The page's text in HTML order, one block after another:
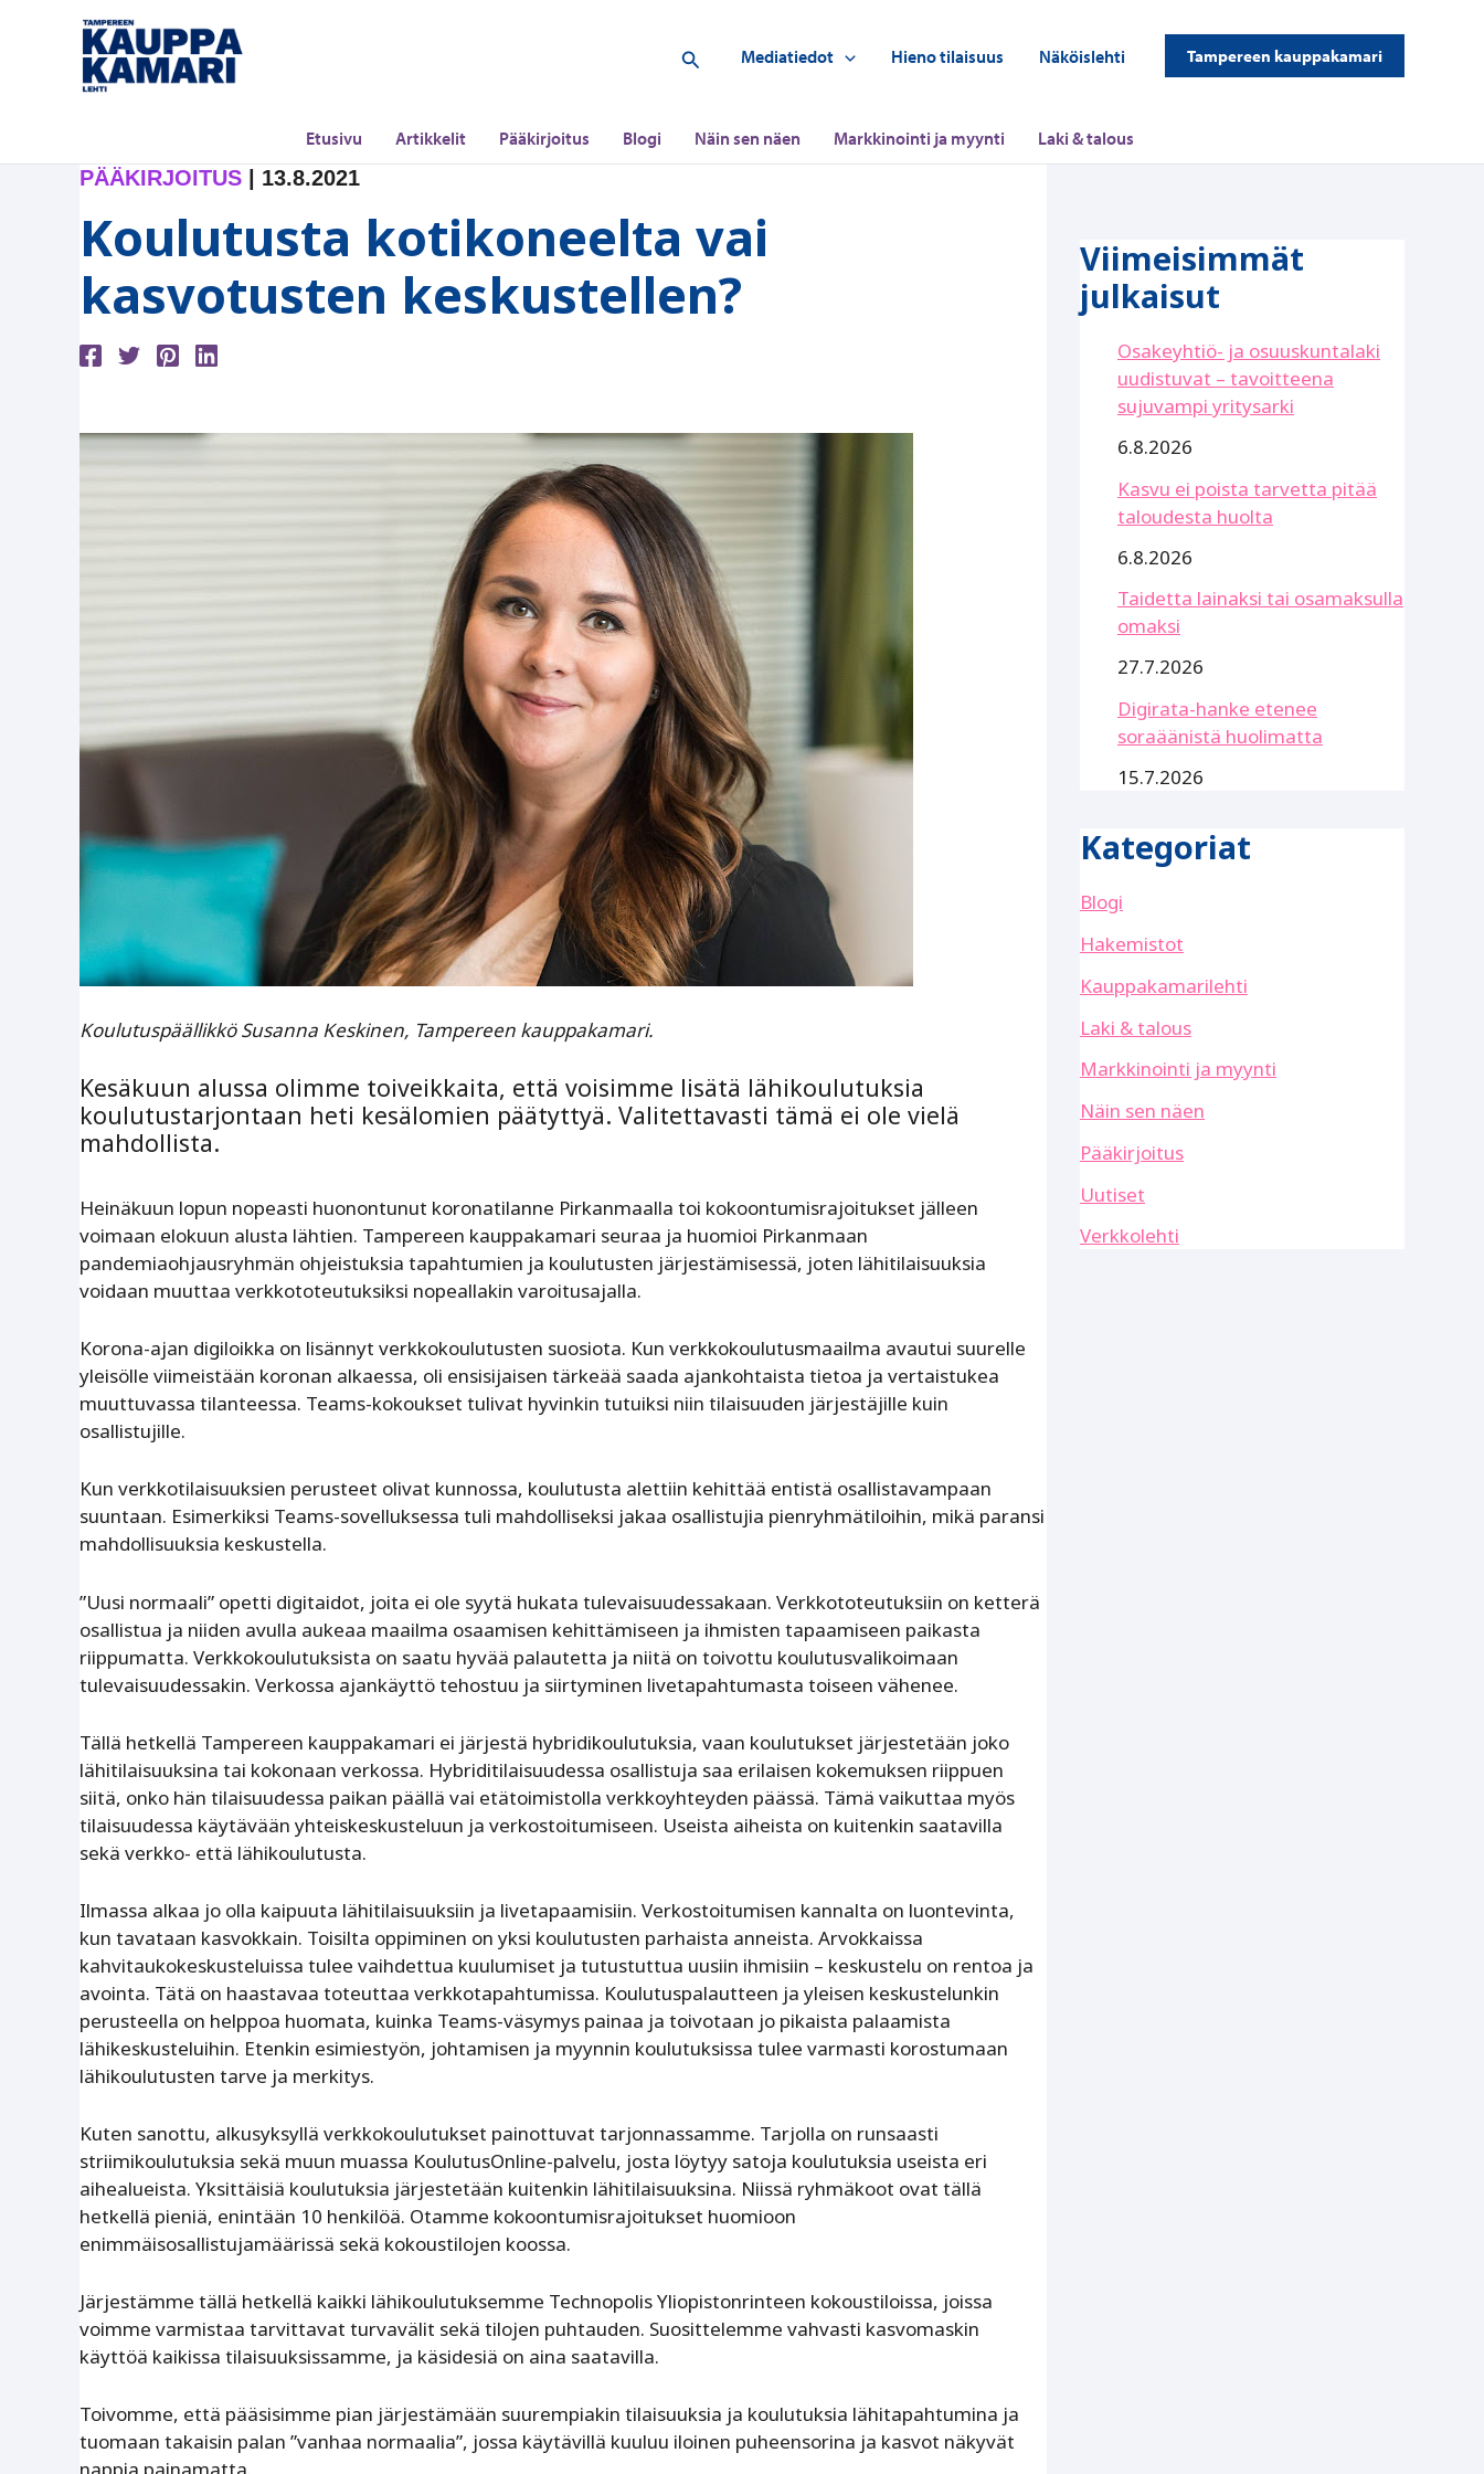
Hae Mediatiedot Hieno tilaisuus Näköislehti Tampereen kauppakamari
Etusivu Artikkelit Pääkirjoitus Blogi Näin sen näen Markkinointi ja myynti Laki & talous
PÄÄKIRJOITUS | 13.8.2021
Koulutusta kotikoneelta vai
kasvotusten keskustellen?
Koulutuspäällikkö Susanna Keskinen, Tampereen kauppakamari.
Kesäkuun alussa olimme toiveikkaita, että voisimme lisätä lähikoulutuksia
koulutustarjontaan heti kesälomien päätyttyä. Valitettavasti tämä ei ole vielä
mahdollista.
Heinäkuun lopun nopeasti huonontunut koronatilanne Pirkanmaalla toi kokoontumisrajoitukset jälleen
voimaan elokuun alusta lähtien. Tampereen kauppakamari seuraa ja huomioi Pirkanmaan
pandemiaohjausryhmän ohjeistuksia tapahtumien ja koulutusten järjestämisessä, joten lähitilaisuuksia
voidaan muuttaa verkkototeutuksiksi nopeallakin varoitusajalla.
Korona-ajan digiloikka on lisännyt verkkokoulutusten suosiota. Kun verkkokoulutusmaailma avautui suurelle
yleisölle viimeistään koronan alkaessa, oli ensisijaisen tärkeää saada ajankohtaista tietoa ja vertaistukea
muuttuvassa tilanteessa. Teams-kokoukset tulivat hyvinkin tutuiksi niin tilaisuuden järjestäjille kuin
osallistujille.
Kun verkkotilaisuuksien perusteet olivat kunnossa, koulutusta alettiin kehittää entistä osallistavampaan
suuntaan. Esimerkiksi Teams-sovelluksessa tuli mahdolliseksi jakaa osallistujia pienryhmätiloihin, mikä paransi
mahdollisuuksia keskustella.
”Uusi normaali” opetti digitaidot, joita ei ole syytä hukata tulevaisuudessakaan. Verkkototeutuksiin on ketterä
osallistua ja niiden avulla aukeaa maailma osaamisen kehittämiseen ja ihmisten tapaamiseen paikasta
riippumatta. Verkkokoulutuksista on saatu hyvää palautetta ja niitä on toivottu koulutusvalikoimaan
tulevaisuudessakin. Verkossa ajankäyttö tehostuu ja siirtyminen livetapahtumasta toiseen vähenee.
Tällä hetkellä Tampereen kauppakamari ei järjestä hybridikoulutuksia, vaan koulutukset järjestetään joko
lähitilaisuuksina tai kokonaan verkossa. Hybriditilaisuudessa osallistuja saa erilaisen kokemuksen riippuen
siitä, onko hän tilaisuudessa paikan päällä vai etätoimistolla verkkoyhteyden päässä. Tämä vaikuttaa myös
tilaisuudessa käytävään yhteiskeskusteluun ja verkostoitumiseen. Useista aiheista on kuitenkin saatavilla
sekä verkko- että lähikoulutusta.
Ilmassa alkaa jo olla kaipuuta lähitilaisuuksiin ja livetapaamisiin. Verkostoitumisen kannalta on luontevinta,
kun tavataan kasvokkain. Toisilta oppiminen on yksi koulutusten parhaista anneista. Arvokkaissa
kahvitaukokeskusteluissa tulee vaihdettua kuulumiset ja tutustuttua uusiin ihmisiin – keskustelu on rentoa ja
avointa. Tätä on haastavaa toteuttaa verkkotapahtumissa. Koulutuspalautteen ja yleisen keskustelunkin
perusteella on helppoa huomata, kuinka Teams-väsymys painaa ja toivotaan jo pikaista palaamista
lähikeskusteluihin. Etenkin esimiestyön, johtamisen ja myynnin koulutuksissa tulee varmasti korostumaan
lähikoulutusten tarve ja merkitys.
Kuten sanottu, alkusyksyllä verkkokoulutukset painottuvat tarjonnassamme. Tarjolla on runsaasti
striimikoulutuksia sekä muun muassa KoulutusOnline-palvelu, josta löytyy satoja koulutuksia useista eri
aihealueista. Yksittäisiä koulutuksia järjestetään kuitenkin lähitilaisuuksina. Niissä ryhmäkoot ovat tällä
hetkellä pieniä, enintään 10 henkilöä. Otamme kokoontumisrajoitukset huomioon
enimmäisosallistujamäärissä sekä kokoustilojen koossa.
Järjestämme tällä hetkellä kaikki lähikoulutuksemme Technopolis Yliopistonrinteen kokoustiloissa, joissa
voimme varmistaa tarvittavat turvavälit sekä tilojen puhtauden. Suosittelemme vahvasti kasvomaskin
käyttöä kaikissa tilaisuuksissamme, ja käsidesiä on aina saatavilla.
Toivomme, että pääsisimme pian järjestämään suurempiakin tilaisuuksia ja koulutuksia lähitapahtumina ja
tuomaan takaisin palan ”vanhaa normaalia”, jossa käytävillä kuuluu iloinen puheensorina ja kasvot näkyvät
Viimeisimmät
julkaisut
Osakeyhtiö- ja osuuskuntalaki
uudistuvat – tavoitteena
sujuvampi yritysarki
6.8.2026
Kasvu ei poista tarvetta pitää
taloudesta huolta
6.8.2026
Taidetta lainaksi tai osamaksulla
omaksi
27.7.2026
Digirata-hanke etenee
soraäänistä huolimatta
15.7.2026
Kategoriat
Blogi
Hakemistot
Kauppakamarilehti
Laki & talous
Markkinointi ja myynti
Näin sen näen
Pääkirjoitus
Uutiset
Verkkolehti